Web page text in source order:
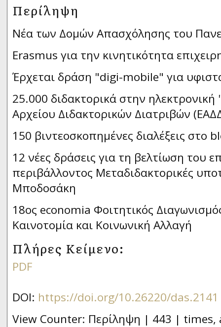
Περίληψη
Νέα των Δομών Απασχόλησης του
Erasmus για την κινητικότητα
Έρχεται δράση "digi-mobile" για
25.000 διδακτορικά στην
Αρχείου Διδακτορικών Διατριβών
150 βιντεοσκοπημένες διαλέξεις στο
12 νέες δράσεις για τη βελτίωση του
περιβάλλοντος Μεταδιδακτορικές
Μποδοσάκη
18ος economia Φοιτητικός
Καινοτομία και Κοινωνική Αλλαγή
Πλήρες Κείμενο:
PDF
DOI: https://doi.org/10.26220/das.2141
View Counter: Περίληψη | 443 |